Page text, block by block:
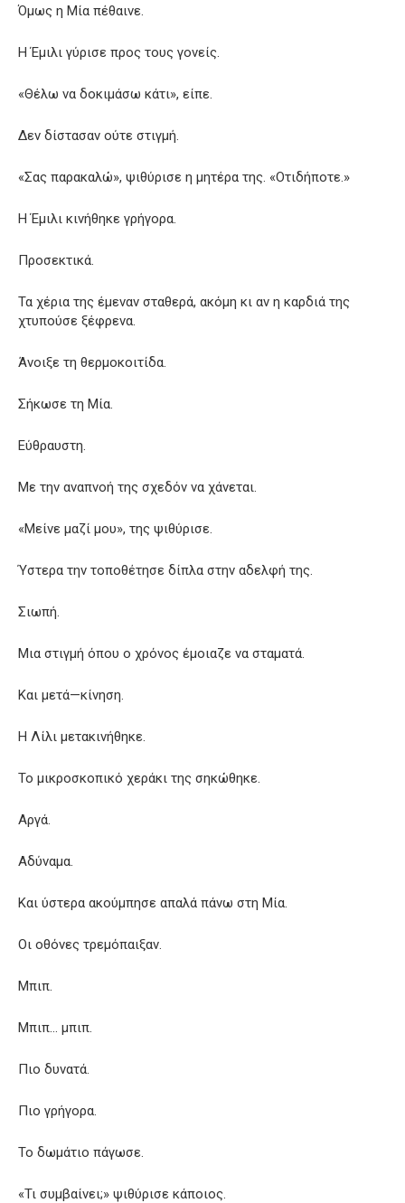
Όμως η Μία πέθαινε.
Η Έμιλι γύρισε προς τους γονείς.
«Θέλω να δοκιμάσω κάτι», είπε.
Δεν δίστασαν ούτε στιγμή.
«Σας παρακαλώ», ψιθύρισε η μητέρα της. «Οτιδήποτε.»
Η Έμιλι κινήθηκε γρήγορα.
Προσεκτικά.
Τα χέρια της έμεναν σταθερά, ακόμη κι αν η καρδιά της
χτυπούσε ξέφρενα.
Άνοιξε τη θερμοκοιτίδα.
Σήκωσε τη Μία.
Εύθραυστη.
Με την αναπνοή της σχεδόν να χάνεται.
«Μείνε μαζί μου», της ψιθύρισε.
Ύστερα την τοποθέτησε δίπλα στην αδελφή της.
Σιωπή.
Μια στιγμή όπου ο χρόνος έμοιαζε να σταματά.
Και μετά—κίνηση.
Η Λίλι μετακινήθηκε.
Το μικροσκοπικό χεράκι της σηκώθηκε.
Αργά.
Αδύναμα.
Και ύστερα ακούμπησε απαλά πάνω στη Μία.
Οι οθόνες τρεμόπαιξαν.
Μπιπ.
Μπιπ… μπιπ.
Πιο δυνατά.
Πιο γρήγορα.
Το δωμάτιο πάγωσε.
«Τι συμβαίνει;» ψιθύρισε κάποιος.